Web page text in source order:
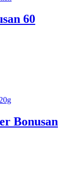
60
Bonusan